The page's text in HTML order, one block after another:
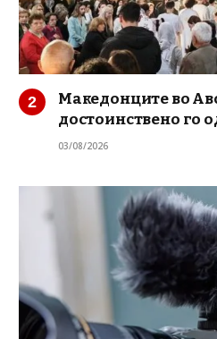
Македонците во
достоинствено го
03/08/2026